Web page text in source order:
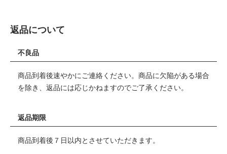
返品について
不良品
商品到着後速やかにご連絡ください。商品に欠陥がある場合
を除き、返品には応じかねますのでご了承ください。
返品期限
商品到着後７日以内とさせていただきます。